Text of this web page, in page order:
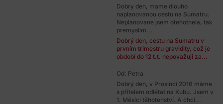
Dobry den, mame dlouho
naplanovanou cestu na Sumatru.
Neplanovane jsem otehotnela, tak
premyslim...
Dobrý den, cestu na Sumatru v
prvním trimestru gravidity, což je
období do 12 t.t. nepovažuji za...
Od: Petra
Dobrý den, v Prosinci 2016 máme
s přítelem odlétat na Kubu. Jsem v
1. Měsíci těhotenství. A chci...